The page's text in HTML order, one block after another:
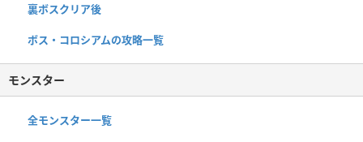
裏ボスクリア後
ボス・コロシアムの攻略一覧
モンスター
全モンスター一覧